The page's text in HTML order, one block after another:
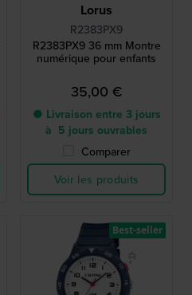
Lorus
R2383PX9
R2383PX9 36 mm Montre
numérique pour enfants
35,00 €
● Livraison entre 3 jours
à 5 jours ouvrables
Comparer
Voir les produits
Best-seller